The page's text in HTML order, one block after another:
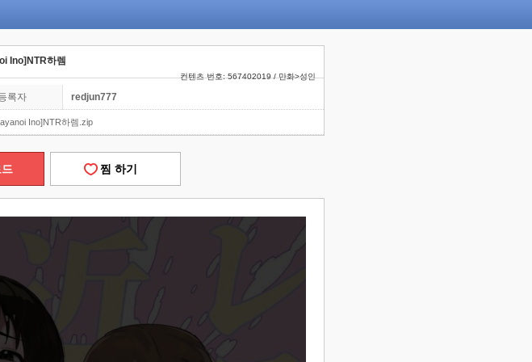
Ino]NTR하렘
컨텐츠 번호: 567402019 / 만화>성인
록자 redjun777
Ino]NTR하렘.zip
찜 하기